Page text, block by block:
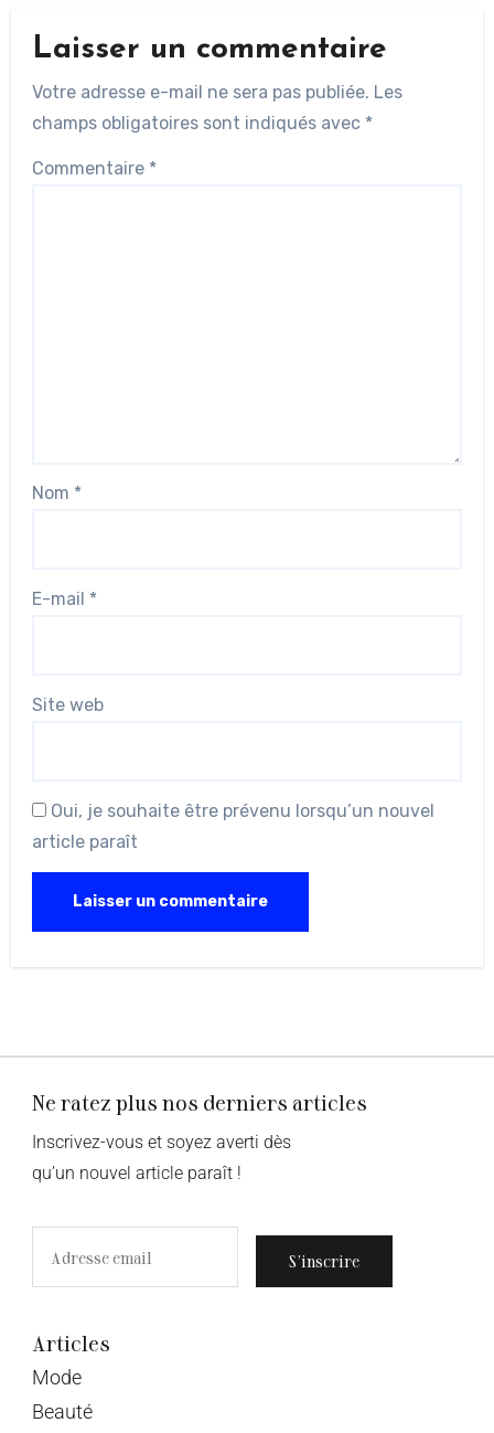
Laisser un commentaire
Votre adresse e-mail ne sera pas publiée. Les
champs obligatoires sont indiqués avec *
Commentaire *
Nom *
E-mail *
Site web
Oui, je souhaite être prévenu lorsqu’un nouvel
article paraît
Ne ratez plus nos derniers articles
Inscrivez-vous et soyez averti dès
qu’un nouvel article paraît !
S’inscrire
Articles
Mode
Beauté